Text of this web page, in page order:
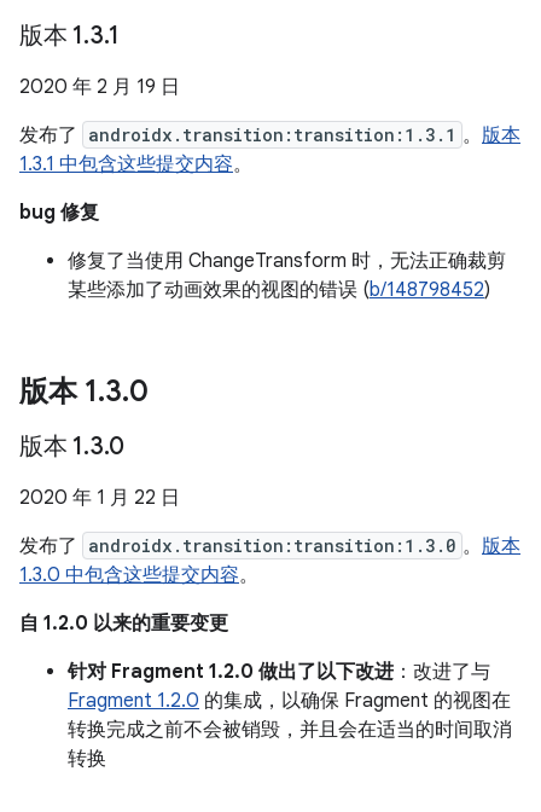
版本 1.3.1
2020 年 2 月 19 日
发布了
androidx.transition:transition:1.3.1 。 版本
1.3.1 中包含这些提交内容。
bug 修复
修复了当使用 ChangeTransform 时，无法正确裁剪
某些添加了动画效果的视图的错误 (b/148798452)
版本 1.3.0
版本 1.3.0
2020 年 1 月 22 日
发布了
androidx.transition:transition:1.3.0 。 版本
1.3.0 中包含这些提交内容。
自 1.2.0 以来的重要变更
针对 Fragment 1.2.0 做出了以下改进 ：改进了与
Fragment 1.2.0 的集成，以确保 Fragment 的视图在
转换完成之前不会被销毁，并且会在适当的时间取消
转换